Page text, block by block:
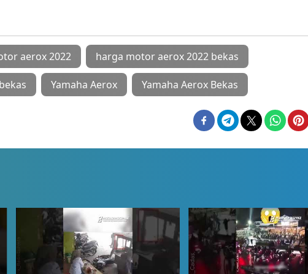
aerox 2022 harga motor aerox 2022 bekas
Yamaha Aerox Yamaha Aerox Bekas